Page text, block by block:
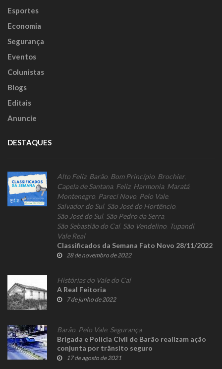
Esportes
Economia
Segurança
Eventos
Colunistas
Blogs
Editais
Anuncie
DESTAQUES
Alto Feliz, Barão Bom Princípio Brochier,
Capela de Santana, Feliz, Harmonia, Maratá,
Montenegro Pareci Novo Pelo Vale,
Salvador do Sul, São José do Hortêncio
São José do Sul, São Pedro da Serra,
São Sebastião do Caí, São Vendelino Tupandi,
Vale Real
Classificados da Semana Fato Novo 28/11/2022
28 de novembro de 2022
Histórias do Vale do Caí
A Real Feitoria
7 de junho de 2022
Barão Pelo Vale, Segurança
Brigada e Polícia Civil de Barão realizam ação
conjunta por trânsito seguro
17 de agosto de 2021